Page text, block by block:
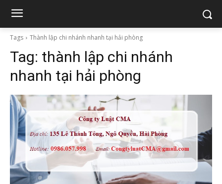
Tags Thành lập chi nhánh nhanh tại hải phòng
Tag: thành lập chi nhánh
nhanh tại hải phòng